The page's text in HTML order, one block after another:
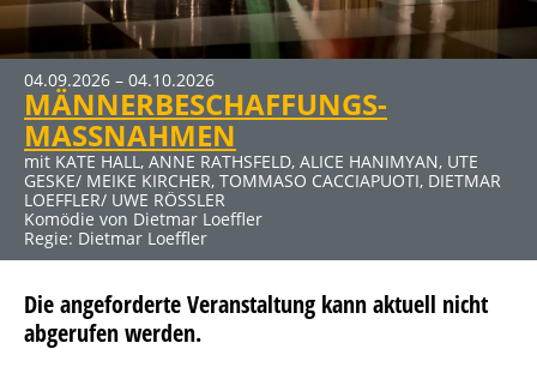
04.09.2026 – 04.10.2026
MÄNNERBESCHAFFUNGS-
MASSNAHMEN
mit KATE HALL, ANNE RATHSFELD, ALICE HANIMYAN, UTE
GESKE/ MEIKE KIRCHER, TOMMASO CACCIAPUOTI, DIETMAR
LOEFFLER/ UWE RÖSSLER
Komödie von Dietmar Loeffler
Regie: Dietmar Loeffler
19.03.2027 – 25.04.2027
DER ABSCHIEDSBRIEF
mit MICHAELA MAY UND SIGMAR SOLBACH
Komödie von Audrey Schebat
30.04.2027 – 06.06.2027
ELTERNABEND
mit DUSTIN SEMMELROGGE, CECILIA MUELLER-STAHL, CLAUS
THULL-EMDEN u. a.
Kein Thriller (Auch wenn der Titel nach Horror klingt) von
Sebastian Fitzek für die Bühne bearbeitet von René
Heinersdorff
MEHR INFOS
Klicken Sie auf den Link für mehr Infos und Buchung
Die angeforderte Veranstaltung kann aktuell nicht
abgerufen werden.